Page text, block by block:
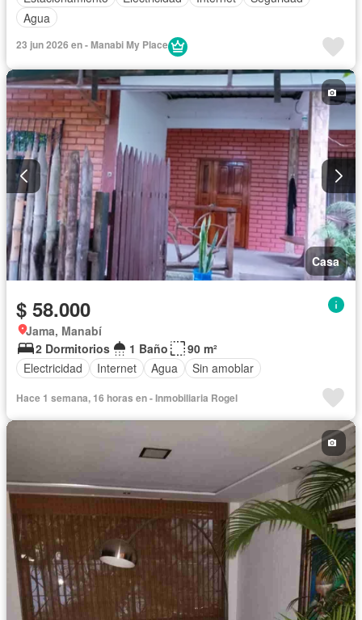
Agua
23 jun 2026 en - Manabi My Place
Casa
$ 58.000
Jama, Manabí
2 Dormitorios
1 Baño
90 m²
Electricidad
Internet Agua Sin amoblar
Hace 1 semana, 16 horas en - Inmobiliaria Rogel